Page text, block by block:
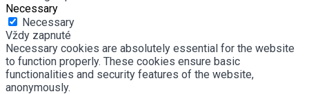
Necessary
Necessary
Vždy zapnuté
Necessary cookies are absolutely essential for the website
to function properly. These cookies ensure basic
functionalities and security features of the website,
anonymously.